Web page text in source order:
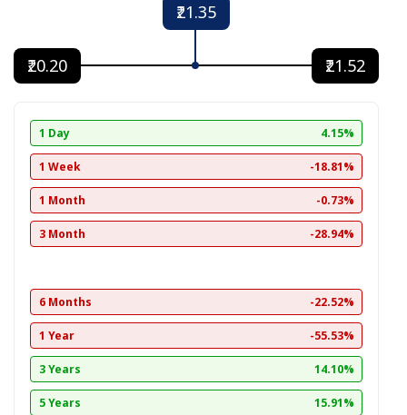
₹21.35
₹20.20 ₹21.52
1 Day 4.15%
1 Week -18.81%
1 Month -0.73%
3 Month -28.94%
6 Months -22.52%
1 Year -55.53%
3 Years 14.10%
5 Years 15.91%